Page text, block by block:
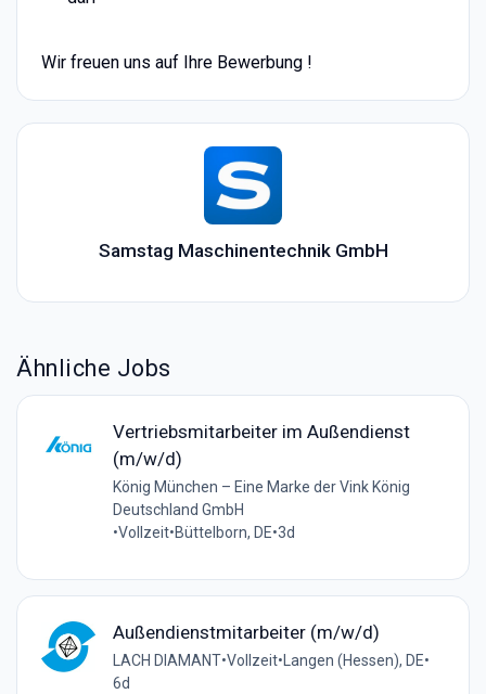
Wir freuen uns auf Ihre Bewerbung !
Samstag Maschinentechnik GmbH
Ähnliche Jobs
Vertriebsmitarbeiter im Außendienst
(m/w/d)
König München – Eine Marke der Vink König
Deutschland GmbH
•Vollzeit•Büttelborn, DE•3d
Außendienstmitarbeiter (m/w/d)
LACH DIAMANT•Vollzeit•Langen (Hessen), DE•
6d